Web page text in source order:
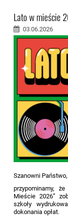
Lato w mieście
03.06.2026
Szanowni Państwo,
przypominamy,
Mieście 2026”
szkoły
dokonania opłat.